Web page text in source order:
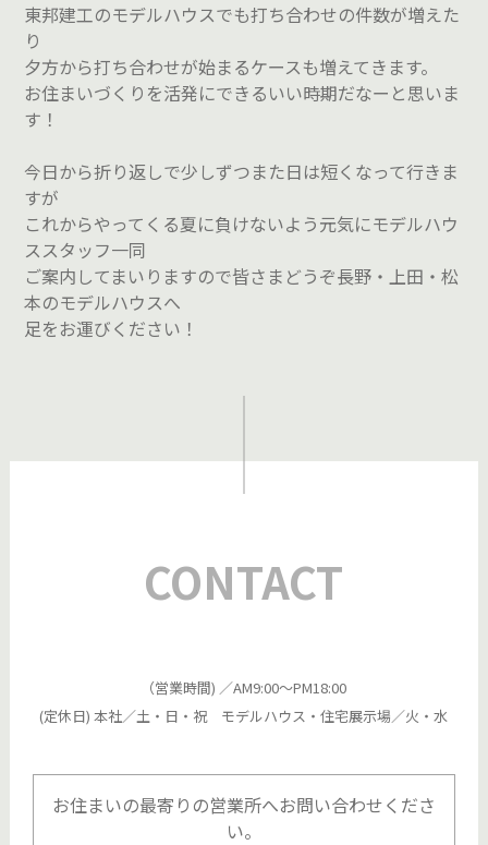
東邦建工のモデルハウスでも打ち合わせの件数が増えた
り
夕方から打ち合わせが始まるケースも増えてきます。
お住まいづくりを活発にできるいい時期だなーと思いま
す！
今日から折り返しで少しずつまた日は短くなって行きま
すが
これからやってくる夏に負けないよう元気にモデルハウ
ススタッフ一同
ご案内してまいりますので皆さまどうぞ長野・上田・松
本のモデルハウスへ
足をお運びください！
CONTACT
（営業時間) ／AM9:00～PM18:00
(定休日) 本社／土・日・祝 モデルハウス・住宅展示場／火・水
お住まいの最寄りの営業所へお問い合わせくださ
い。